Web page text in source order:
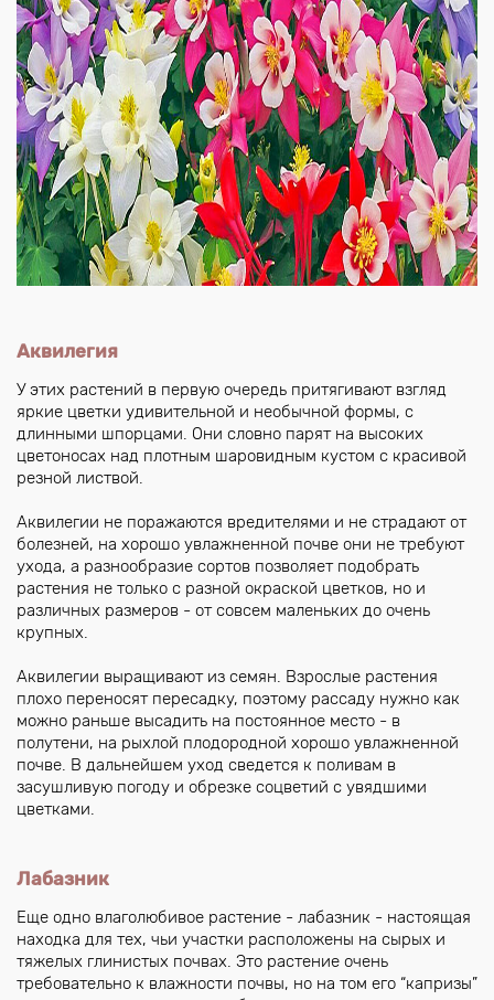
Аквилегия
У этих растений в первую очередь притягивают взгляд
яркие цветки удивительной и необычной формы, с
длинными шпорцами. Они словно парят на высоких
цветоносах над плотным шаровидным кустом с красивой
резной листвой.
Аквилегии не поражаются вредителями и не страдают от
болезней, на хорошо увлажненной почве они не требуют
ухода, а разнообразие сортов позволяет подобрать
растения не только с разной окраской цветков, но и
различных размеров - от совсем маленьких до очень
крупных.
Аквилегии выращивают из семян. Взрослые растения
плохо переносят пересадку, поэтому рассаду нужно как
можно раньше высадить на постоянное место - в
полутени, на рыхлой плодородной хорошо увлажненной
почве. В дальнейшем уход сведется к поливам в
засушливую погоду и обрезке соцветий с увядшими
цветками.
Лабазник
Еще одно влаголюбивое растение - лабазник - настоящая
находка для тех, чьи участки расположены на сырых и
тяжелых глинистых почвах. Это растение очень
требовательно к влажности почвы, но на том его “капризы”